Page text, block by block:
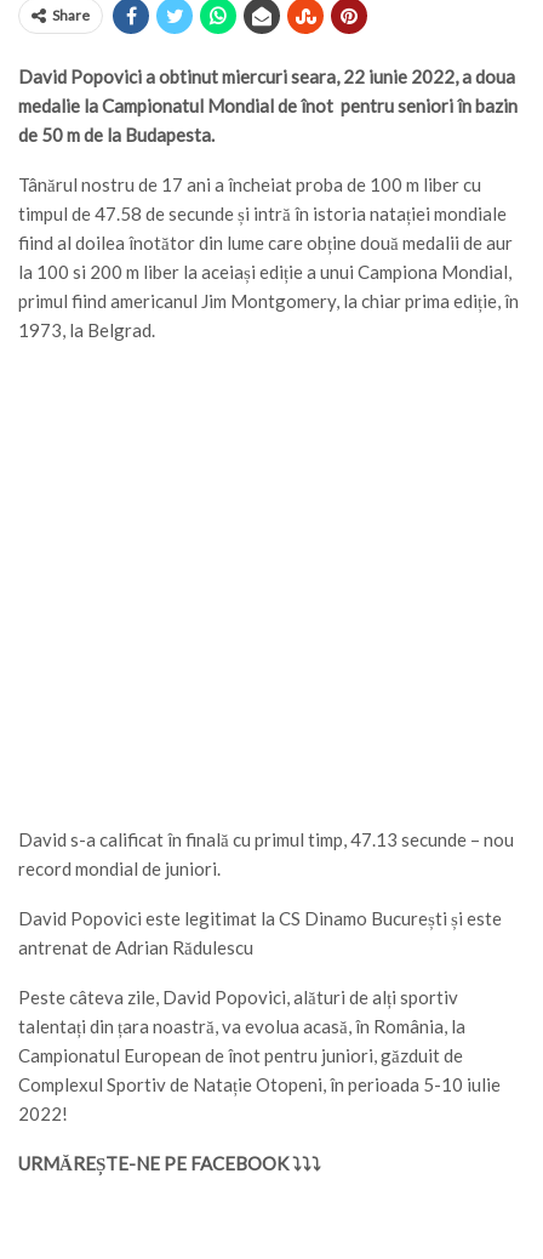
Share
David Popovici a obtinut miercuri seara, 22 iunie 2022, a doua
medalie la Campionatul Mondial de înot pentru seniori în bazin
de 50 m de la Budapesta.
Tânărul nostru de 17 ani a încheiat proba de 100 m liber cu
timpul de 47.58 de secunde și intră în istoria natației mondiale
fiind al doilea înotător din lume care obține două medalii de aur
la 100 si 200 m liber la aceiași ediție a unui Campiona Mondial,
primul fiind americanul Jim Montgomery, la chiar prima ediție, în
1973, la Belgrad.
David s-a calificat în finală cu primul timp, 47.13 secunde – nou
record mondial de juniori.
David Popovici este legitimat la CS Dinamo București și este
antrenat de Adrian Rădulescu
Peste câteva zile, David Popovici, alături de alți sportiv
talentați din țara noastră, va evolua acasă, în România, la
Campionatul European de înot pentru juniori, găzduit de
Complexul Sportiv de Natație Otopeni, în perioada 5-10 iulie
2022!
URMĂREȘTE-NE PE FACEBOOK ⤵⤵⤵